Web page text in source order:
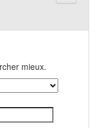
mieux.